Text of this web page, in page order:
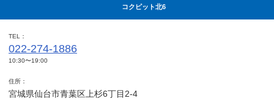
コクピット北6
TEL
022-274-1886
10:30〜19:00
住所
宮城県仙台市青葉区上杉6丁目2-4